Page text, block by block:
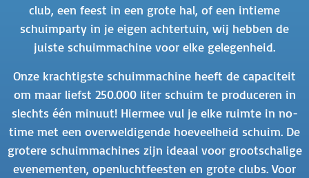
club, een feest in een grote hal, of een intieme
schuimparty in je eigen achtertuin, wij hebben de
juiste schuimmachine voor elke gelegenheid.
Onze krachtigste schuimmachine heeft de capaciteit
om maar liefst 250.000 liter schuim te produceren in
slechts één minuut! Hiermee vul je elke ruimte in no-
time met een overweldigende hoeveelheid schuim. De
grotere schuimmachines zijn ideaal voor grootschalige
evenementen, openluchtfeesten en grote clubs. Voor